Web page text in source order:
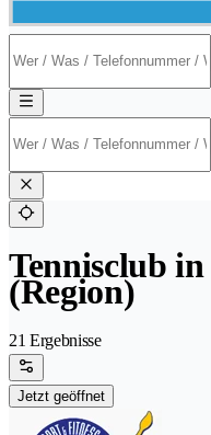
Tennisclub
(Region)
21 Ergebnisse
Jetzt geöffnet